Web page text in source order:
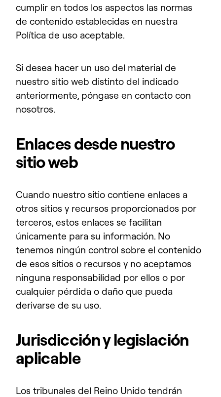
cumplir en todos los aspectos las normas
de contenido establecidas en nuestra
Política de uso aceptable.
Si desea hacer un uso del material de
nuestro sitio web distinto del indicado
anteriormente, póngase en contacto con
nosotros.
Enlaces desde nuestro
sitio web
Cuando nuestro sitio contiene enlaces a
otros sitios y recursos proporcionados por
terceros, estos enlaces se facilitan
únicamente para su información. No
tenemos ningún control sobre el contenido
de esos sitios o recursos y no aceptamos
ninguna responsabilidad por ellos o por
cualquier pérdida o daño que pueda
derivarse de su uso.
Jurisdicción y legislación
aplicable
Los tribunales del Reino Unido tendrán